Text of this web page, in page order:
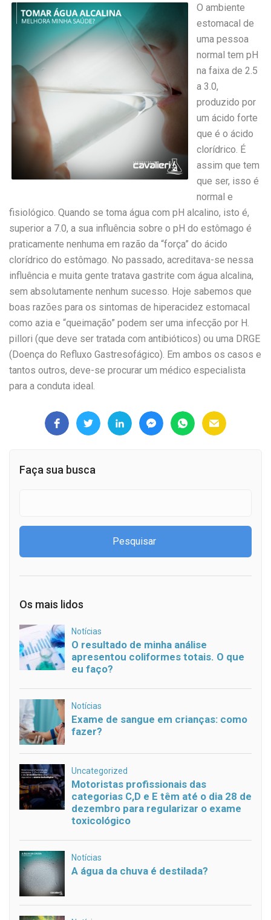
O ambiente
estomacal de
uma pessoa
normal tem pH
na faixa de 2.5
a 3.0,
produzido por
um ácido forte
que é o ácido
clorídrico. É
assim que tem
que ser, isso é
normal e
fisiológico. Quando se toma água com pH alcalino, isto é,
superior a 7.0, a sua influência sobre o pH do estômago é
praticamente nenhuma em razão da “força” do ácido
clorídrico do estômago. No passado, acreditava-se nessa
influência e muita gente tratava gastrite com água alcalina,
sem absolutamente nenhum sucesso. Hoje sabemos que
boas razões para os sintomas de hiperacidez estomacal
como azia e “queimação” podem ser uma infecção por H.
pillori (que deve ser tratada com antibióticos) ou uma DRGE
(Doença do Refluxo Gastresofágico). Em ambos os casos e
tantos outros, deve-se procurar um médico especialista
para a conduta ideal.
Faça sua busca
Os mais lidos